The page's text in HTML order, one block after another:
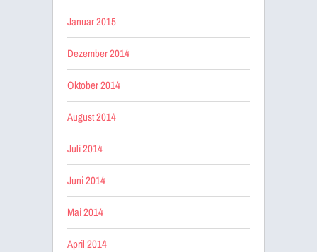
Januar 2015
Dezember 2014
Oktober 2014
August 2014
Juli 2014
Juni 2014
Mai 2014
April 2014